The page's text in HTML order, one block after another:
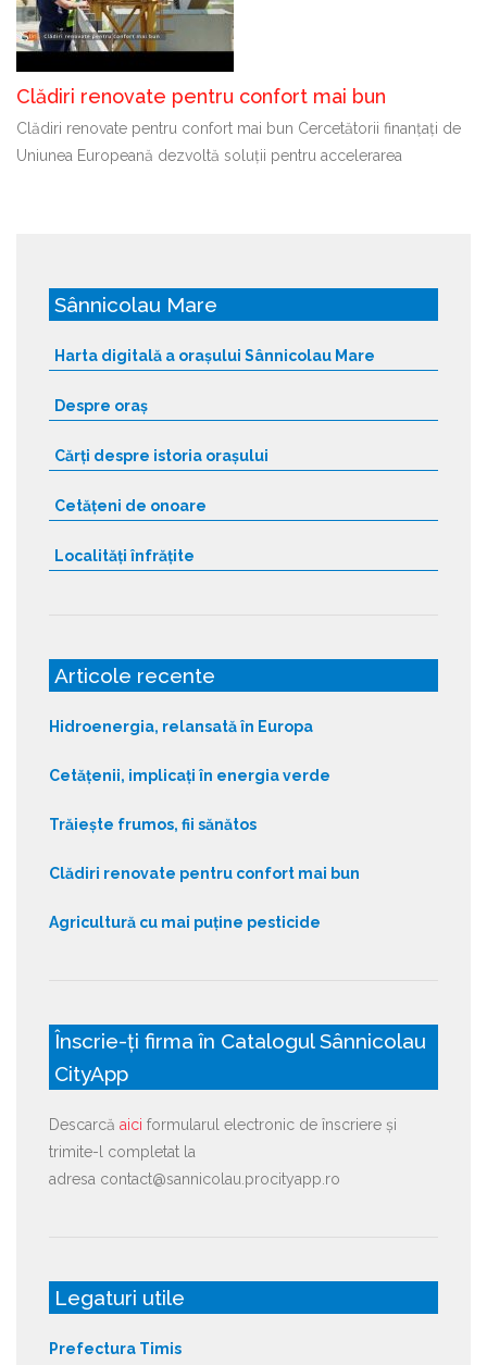
Clădiri renovate pentru confort mai bun
Clădiri renovate pentru confort mai bun Cercetătorii finanțați de
Uniunea Europeană dezvoltă soluții pentru accelerarea
Sânnicolau Mare
Harta digitală a orașului Sânnicolau Mare
Despre oraș
Cărți despre istoria orașului
Cetățeni de onoare
Localități înfrățite
Articole recente
Hidroenergia, relansată în Europa
Cetățenii, implicați în energia verde
Trăiește frumos, fii sănătos
Clădiri renovate pentru confort mai bun
Agricultură cu mai puține pesticide
Înscrie-ți firma în Catalogul Sânnicolau
CityApp
Descarcă aici formularul electronic de înscriere și
trimite-l completat la
adresa contact@sannicolau.procityapp.ro
Legaturi utile
Prefectura Timis